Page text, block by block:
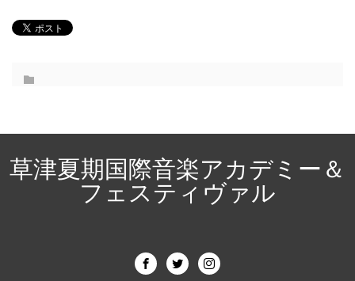
草津夏期国際音楽アカデミー＆
フェスティヴァル